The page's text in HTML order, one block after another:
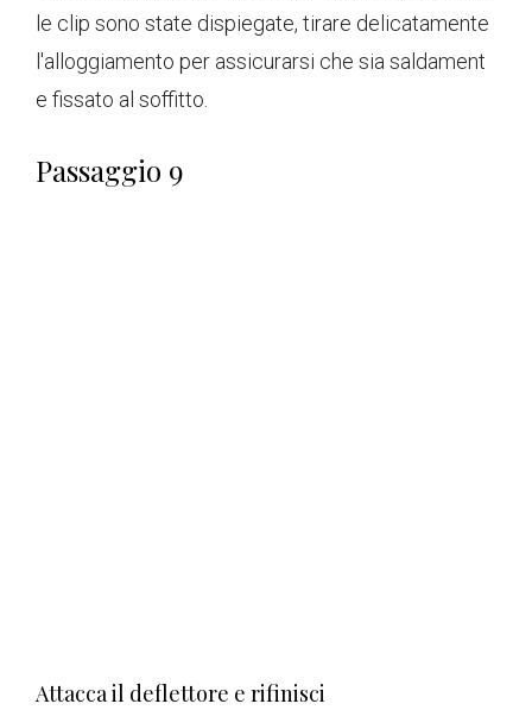
le clip sono state dispiegate, tirare delicatamente
l'alloggiamento per assicurarsi che sia saldament
e fissato al soffitto.
Passaggio 9
Attacca il deflettore e rifinisci